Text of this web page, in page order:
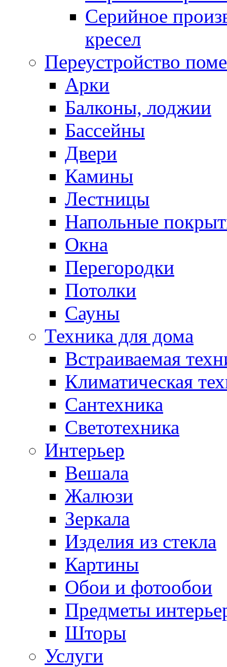
Серийное
кресел
Переустройство
Арки
Балконы, лоджии
Бассейны
Двери
Камины
Лестницы
Напольные
Окна
Перегородки
Потолки
Сауны
Техника для дома
Встраиваемая
Климатическая
Сантехника
Светотехника
Интерьер
Вешала
Жалюзи
Зеркала
Изделия из стекла
Картины
Обои и фотообои
Предметы
Шторы
Услуги